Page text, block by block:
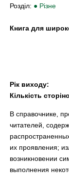
Розділ: ● Різне
Книга для
Рік виходу:
Кількість
В справочнике,
читателей,
их проявления;
возникновении
выполнения